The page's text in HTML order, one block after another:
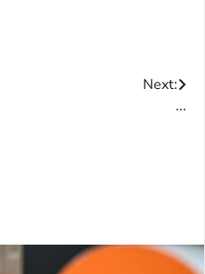
Next:
...